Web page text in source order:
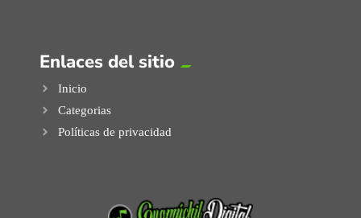
Enlaces del sitio
Inicio
Categorias
Políticas de privacidad